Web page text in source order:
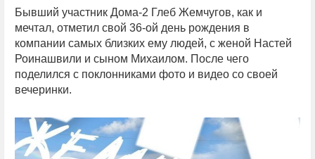
Бывший участник Дома-2 Глеб Жемчугов, как и
мечтал, отметил свой 36-ой день рождения в
компании самых близких ему людей, с женой Настей
Роинашвили и сыном Михаилом. После чего
поделился с поклонниками фото и видео со своей
вечеринки.